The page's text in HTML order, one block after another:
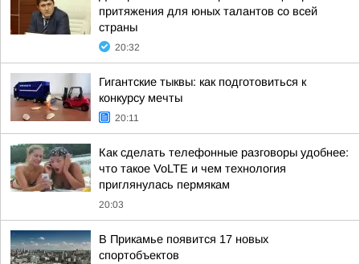
притяжения для юных талантов со всей
страны
20:32
Гигантские тыквы: как подготовиться к
конкурсу мечты
20:11
Как сделать телефонные разговоры удобнее:
что такое VoLTE и чем технология
приглянулась пермякам
20:03
В Прикамье появится 17 новых
спортобъектов